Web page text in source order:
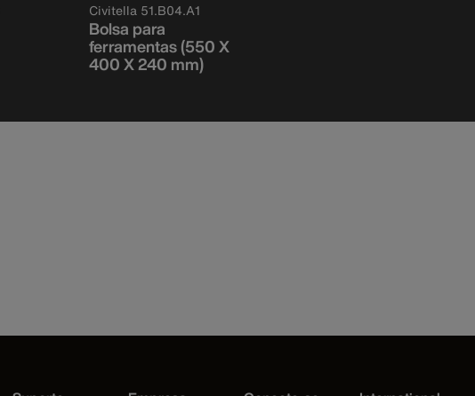
Civitella 51.B04.A1
Bolsa para
ferramentas (550 X
400 X 240 mm)